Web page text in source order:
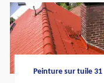
Peinture sur tuile 31